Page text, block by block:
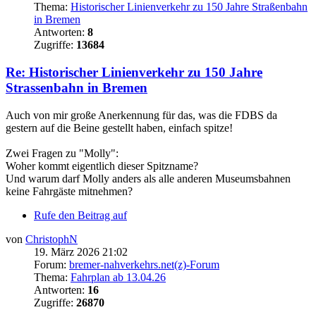
Thema: Historischer Linienverkehr zu 150 Jahre Straßenbahn
in Bremen
Antworten: 8
Zugriffe: 13684
Re: Historischer Linienverkehr zu 150 Jahre
Strassenbahn in Bremen
Auch von mir große Anerkennung für das, was die FDBS da
gestern auf die Beine gestellt haben, einfach spitze!
Zwei Fragen zu "Molly":
Woher kommt eigentlich dieser Spitzname?
Und warum darf Molly anders als alle anderen Museumsbahnen
keine Fahrgäste mitnehmen?
Rufe den Beitrag auf
von ChristophN
19. März 2026 21:02
Forum: bremer-nahverkehrs.net(z)-Forum
Thema: Fahrplan ab 13.04.26
Antworten: 16
Zugriffe: 26870